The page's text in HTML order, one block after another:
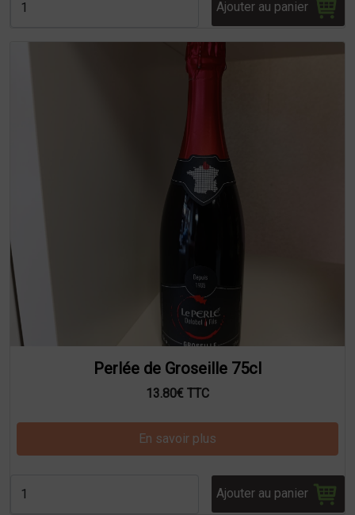
Ajouter au panier
Perlée de Groseille 75cl
13.80€ TTC
En savoir plus
Ajouter au panier